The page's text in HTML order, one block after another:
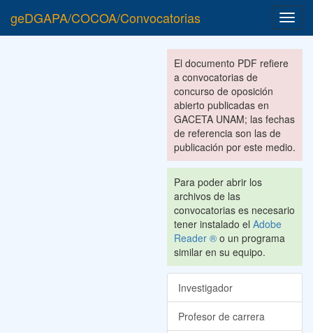
geDGAPA/COCOA/Convocatorias
El documento PDF refiere
a convocatorias de
concurso de oposición
abierto publicadas en
GACETA UNAM; las fechas
de referencia son las de
publicación por este medio.
Para poder abrir los
archivos de las
convocatorias es necesario
tener instalado el Adobe
Reader ® o un programa
similar en su equipo.
Investigador
Profesor de carrera